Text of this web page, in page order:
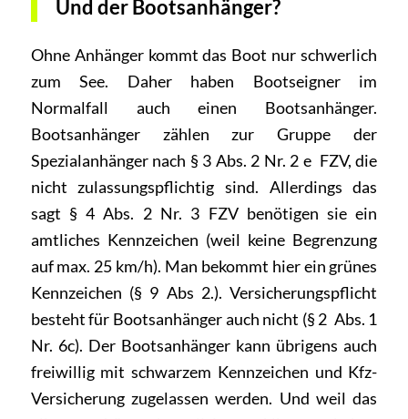
Und der Bootsanhänger?
Ohne Anhänger kommt das Boot nur schwerlich
zum See. Daher haben Bootseigner im
Normalfall auch einen Bootsanhänger.
Bootsanhänger zählen zur Gruppe der
Spezialanhänger nach § 3 Abs. 2 Nr. 2 e FZV, die
nicht zulassungspflichtig sind. Allerdings das
sagt § 4 Abs. 2 Nr. 3 FZV benötigen sie ein
amtliches Kennzeichen (weil keine Begrenzung
auf max. 25 km/h). Man bekommt hier ein grünes
Kennzeichen (§ 9 Abs 2.). Versicherungspflicht
besteht für Bootsanhänger auch nicht (§ 2 Abs. 1
Nr. 6c). Der Bootsanhänger kann übrigens auch
freiwillig mit schwarzem Kennzeichen und Kfz-
Versicherung zugelassen werden. Und weil das